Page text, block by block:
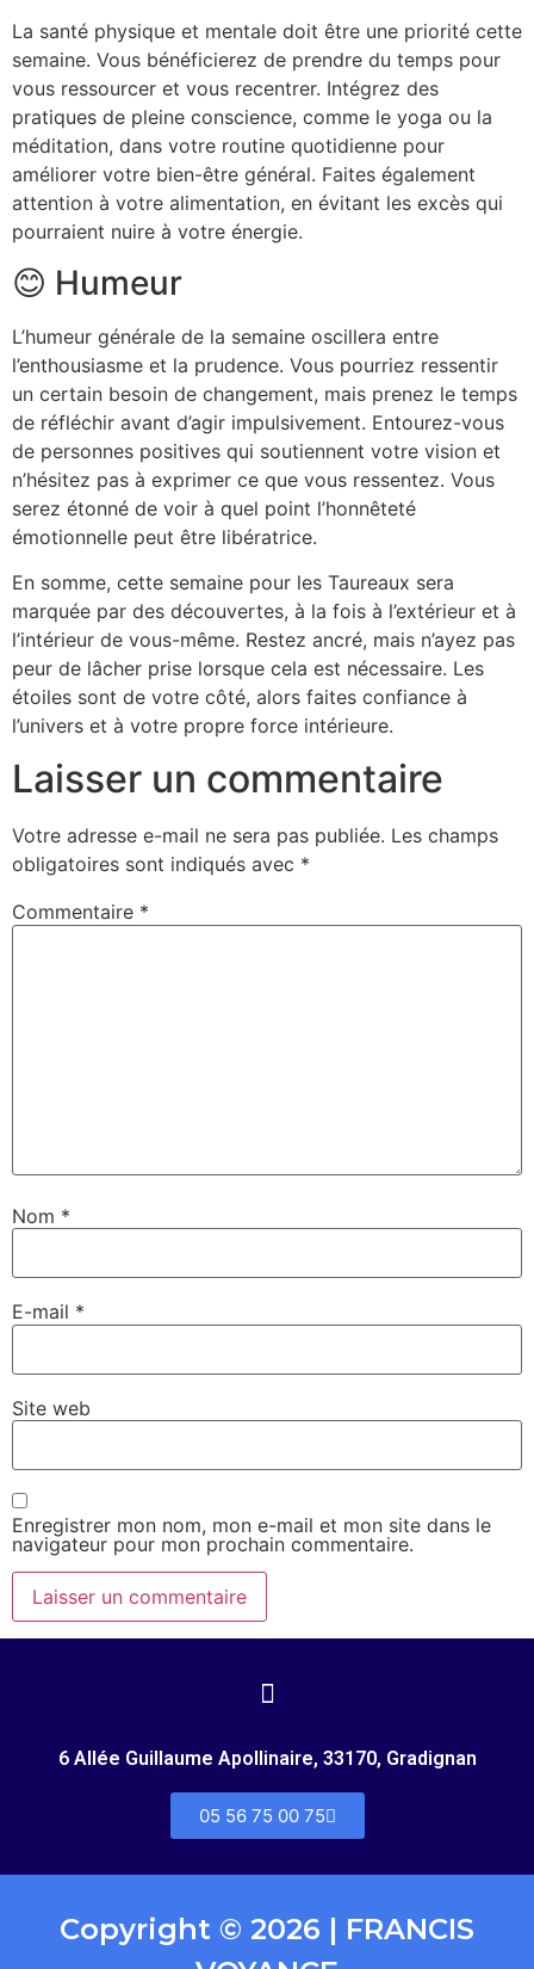
La santé physique et mentale doit être une priorité cette
semaine. Vous bénéficierez de prendre du temps pour
vous ressourcer et vous recentrer. Intégrez des
pratiques de pleine conscience, comme le yoga ou la
méditation, dans votre routine quotidienne pour
améliorer votre bien-être général. Faites également
attention à votre alimentation, en évitant les excès qui
pourraient nuire à votre énergie.
😊 Humeur
L’humeur générale de la semaine oscillera entre
l’enthousiasme et la prudence. Vous pourriez ressentir
un certain besoin de changement, mais prenez le temps
de réfléchir avant d’agir impulsivement. Entourez-vous
de personnes positives qui soutiennent votre vision et
n’hésitez pas à exprimer ce que vous ressentez. Vous
serez étonné de voir à quel point l’honnêteté
émotionnelle peut être libératrice.
En somme, cette semaine pour les Taureaux sera
marquée par des découvertes, à la fois à l’extérieur et à
l’intérieur de vous-même. Restez ancré, mais n’ayez pas
peur de lâcher prise lorsque cela est nécessaire. Les
étoiles sont de votre côté, alors faites confiance à
l’univers et à votre propre force intérieure.
Laisser un commentaire
Votre adresse e-mail ne sera pas publiée. Les champs
obligatoires sont indiqués avec *
Commentaire *
Nom *
E-mail *
Site web
Enregistrer mon nom, mon e-mail et mon site dans le
navigateur pour mon prochain commentaire.
6 Allée Guillaume Apollinaire, 33170, Gradignan
05 56 75 00 75
Copyright © 2026 | FRANCIS